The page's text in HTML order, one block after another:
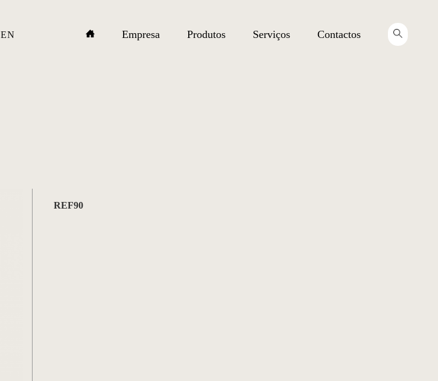
EN Empresa Produtos Serviços Contactos
REF90